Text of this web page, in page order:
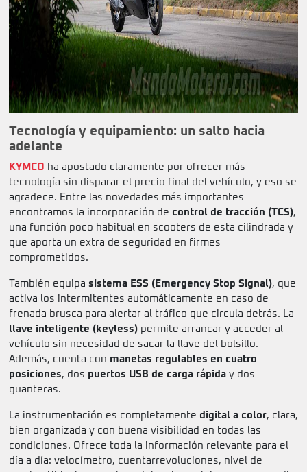
Tecnología y equipamiento: un salto hacia
adelante
KYMCO ha apostado claramente por ofrecer más
tecnología sin disparar el precio final del vehículo, y eso se
agradece. Entre las novedades más importantes
encontramos la incorporación de control de tracción (TCS),
una función poco habitual en scooters de esta cilindrada y
que aporta un extra de seguridad en firmes
comprometidos.
También equipa sistema ESS (Emergency Stop Signal), que
activa los intermitentes automáticamente en caso de
frenada brusca para alertar al tráfico que circula detrás. La
llave inteligente (keyless) permite arrancar y acceder al
vehículo sin necesidad de sacar la llave del bolsillo.
Además, cuenta con manetas regulables en cuatro
posiciones, dos puertos USB de carga rápida y dos
guanteras.
La instrumentación es completamente digital a color, clara,
bien organizada y con buena visibilidad en todas las
condiciones. Ofrece toda la información relevante para el
día a día: velocímetro, cuentarrevoluciones, nivel de